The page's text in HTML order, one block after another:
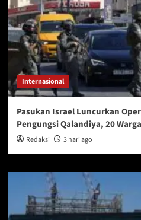
Internasional
Pasukan Israel Luncurkan
Pengungsi Qalandiya, 20
Redaksi 3 hari ago